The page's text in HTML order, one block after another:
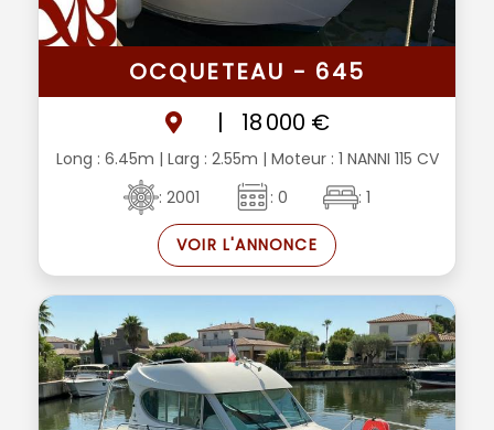
OCQUETEAU - 645
|
18 000 €
Long : 6.45m | Larg : 2.55m | Moteur : 1 NANNI 115 CV
: 2001
: 0 : 1
VOIR L'ANNONCE